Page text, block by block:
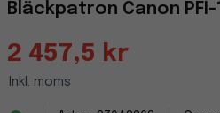
Bläckpatron Canon PFI-
2 457,5 kr
Inkl. moms